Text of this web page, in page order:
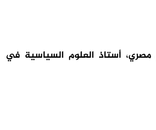
أستاذ العلوم السياسية في